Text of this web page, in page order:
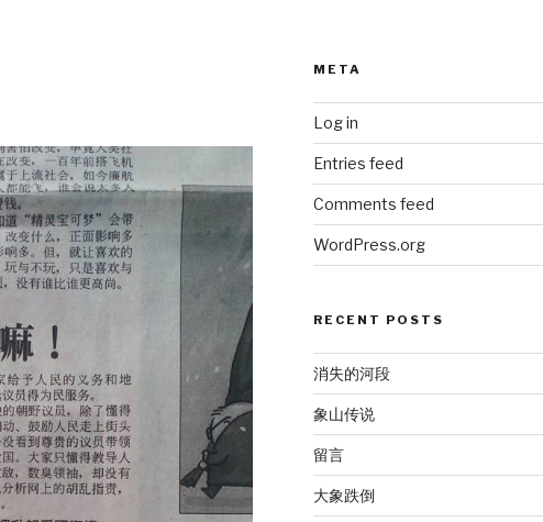
META
Log in
Entries feed
Comments feed
WordPress.org
RECENT POSTS
消失的河段
象山传说
留言
大象跌倒